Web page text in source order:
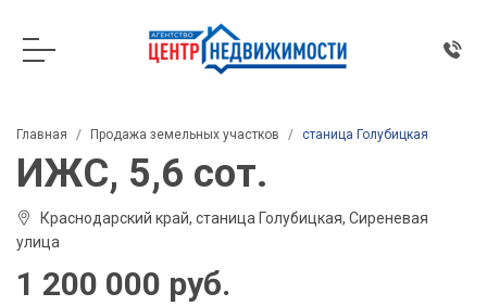
Главная Продажа земельных участков станица Голубицкая
ИЖС, 5,6 сот.
Краснодарский край, станица Голубицкая, Сиреневая
улица
1 200 000 руб.